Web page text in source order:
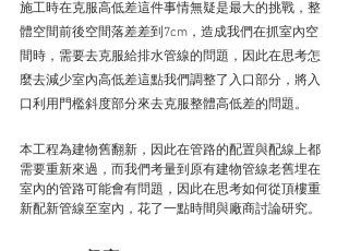
施工時在克服高低差這件事情無疑是最大的挑戰，整
體空間前後空間落差差到7cm，造成我們在抓室內空
間時，需要去克服給排水管線的問題，因此在思考怎
麼去減少室內高低差這點我們調整了入口部分，將入
口利用門檻斜度部分來去克服整體高低差的問題。
本工程為建物舊翻新，因此在管路的配置與配線上都
需要重新來過，而我們考量到原有建物管線老舊埋在
室內的管路可能會有問題，因此在思考如何從頂樓重
新配新管線至室內，花了一點時間與廠商討論研究。